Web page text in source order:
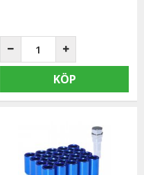
KÖP